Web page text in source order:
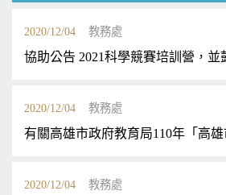
2020/12/04 教務處
協助公告 2021科學競賽培訓營，
2020/12/04 教務處
有關高雄市政府教育局110年「高
2020/12/04 教務處